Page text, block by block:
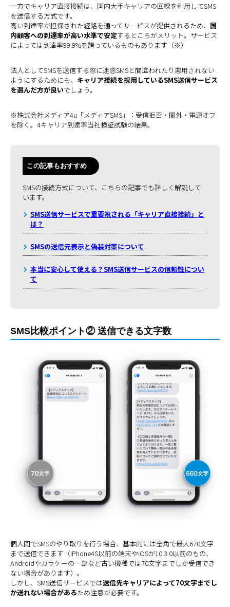
一方でキャリア直接接続は、国内大手キャリアの回線を利用してSMS
を送信する方式です。
高い到達率が担保された経路を通ってサービスが提供されるため、 国
内顧客への到達率が高い水準で安定するところがメリット。サービス
によっては到達率99.9%を誇っているものもあります（※）
法人としてSMSを送信する際に迷惑SMSと間違われたり悪用されない
ようにするためにも、 キャリア接続を採用しているSMS送信サービス
を選んだ方が良いでしょう。
※株式会社メディア4u「メディアSMS」：受信拒否・圏外・電源オフ
を除く。4キャリア到達率当社検証試験の結果。
この記事もおすすめ
SMSの接続方式について、こちらの記事でも詳しく解説して
います。
SMS送信サービスで重要視される「キャリア直接接続」と
は？
SMSの送信元表示と偽装対策について
本当に安心して使える？SMS送信サービスの信頼性につい
て
SMS比較ポイント② 送信できる文字数
個人間でSMSのやり取りを行う場合、基本的には全角で最大670文字
まで送信できます（iPhone4S以前の端末やiOSが10.3.0以前のもの、
Androidやガラケーの一部など古い機種では70文字までしか受信でき
ない場合があります）。
しかし、SMS送信サービスでは送信先キャリアによって70文字までし
か送れない場合があるため注意が必要です。